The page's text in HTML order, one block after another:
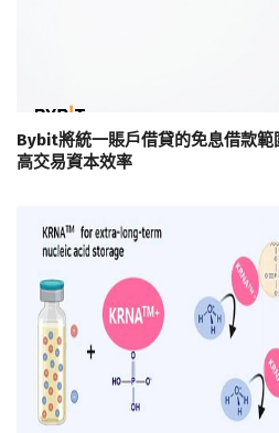
Bybit將統一賬戶借貸的免息借款
高交易資本效率